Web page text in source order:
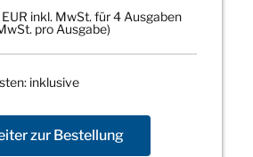
inkl. MwSt. für 4 Ausgaben
pro Ausgabe)
inklusive
zur Bestellung